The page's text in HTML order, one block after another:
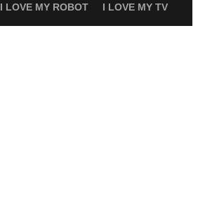
I LOVE MY ROBOT I LOVE MY TV